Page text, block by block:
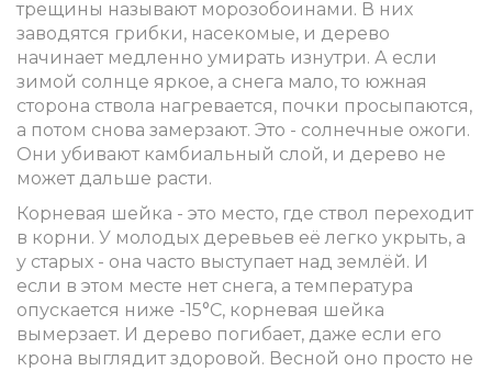
трещины называют морозобоинами. В них
заводятся грибки, насекомые, и дерево
начинает медленно умирать изнутри. А если
зимой солнце яркое, а снега мало, то южная
сторона ствола нагревается, почки просыпаются,
а потом снова замерзают. Это - солнечные ожоги.
Они убивают камбиальный слой, и дерево не
может дальше расти.
Корневая шейка - это место, где ствол переходит
в корни. У молодых деревьев её легко укрыть, а
у старых - она часто выступает над землёй. И
если в этом месте нет снега, а температура
опускается ниже -15°C, корневая шейка
вымерзает. И дерево погибает, даже если его
крона выглядит здоровой. Весной оно просто не